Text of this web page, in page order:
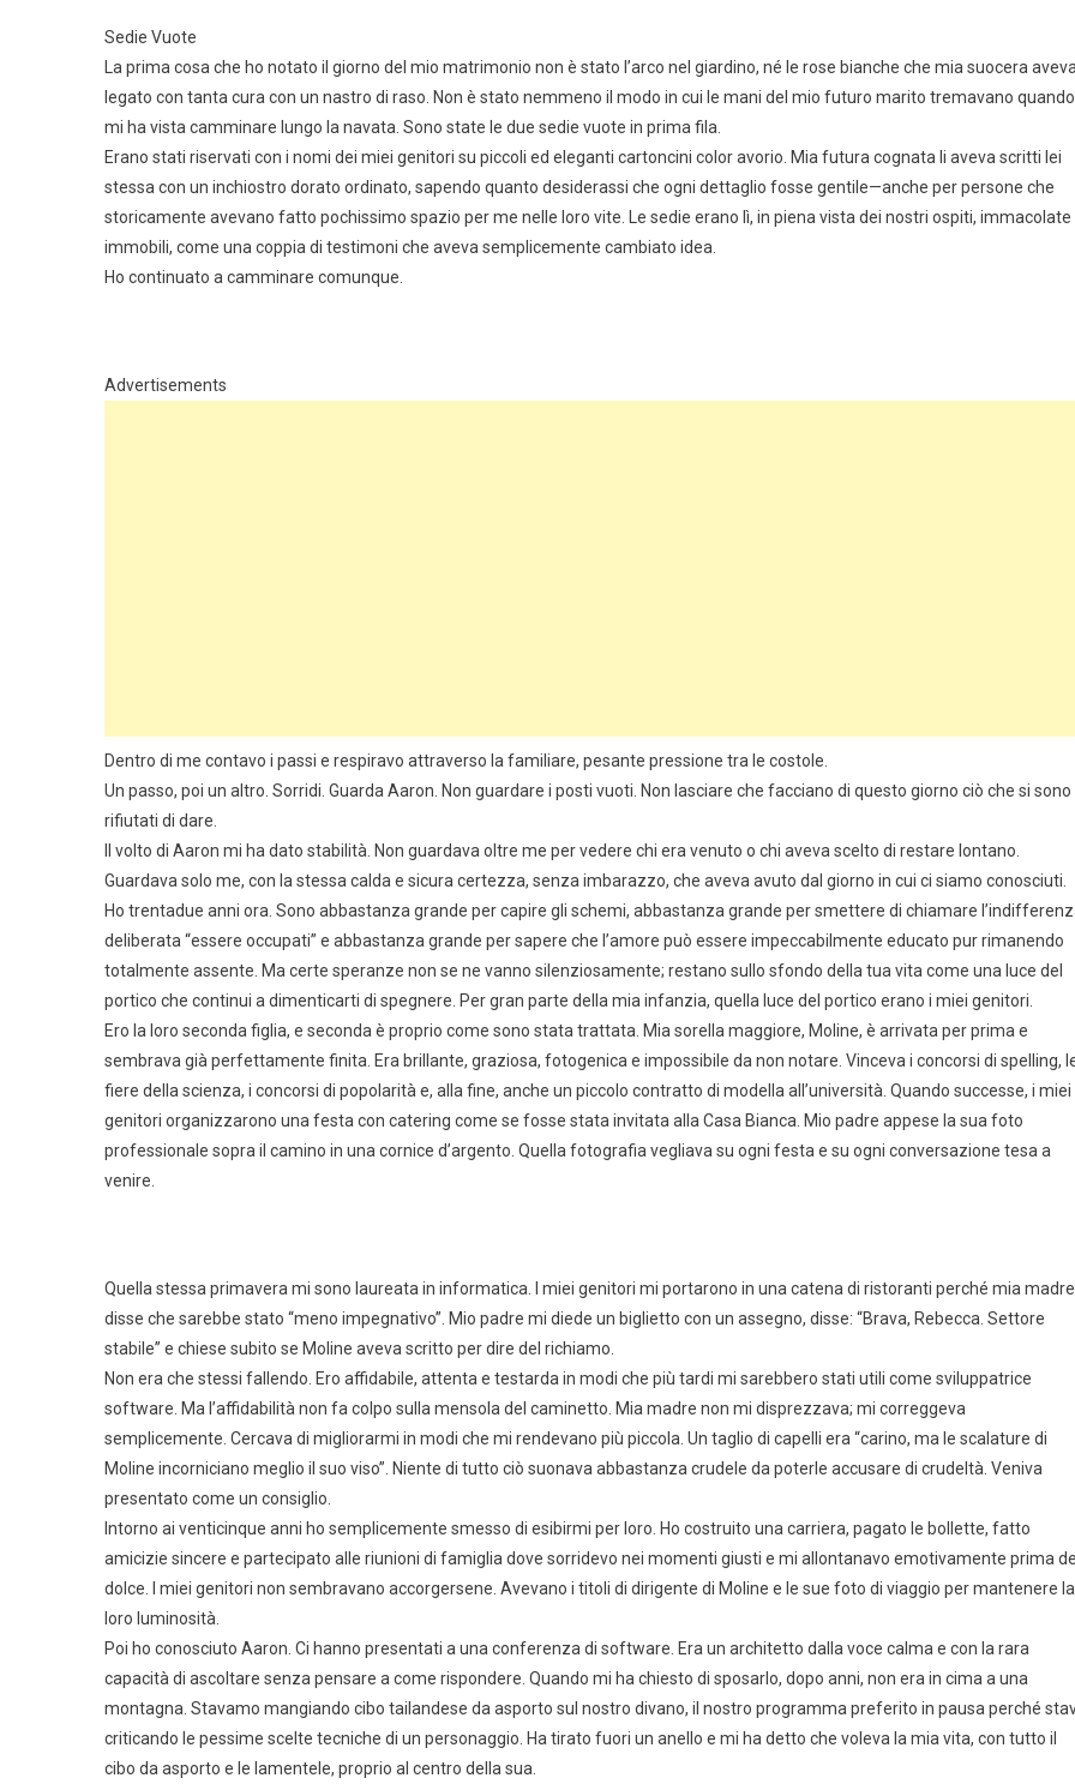
Sedie Vuote
La prima cosa che ho notato il giorno del mio matrimonio non è stato l’arco nel giardino, né le rose bianche che mia suocera
legato con tanta cura con un nastro di raso. Non è stato nemmeno il modo in cui le mani del mio futuro marito tremavano quando
mi ha vista camminare lungo la navata. Sono state le due sedie vuote in prima fila.
Erano stati riservati con i nomi dei miei genitori su piccoli ed eleganti cartoncini color avorio. Mia futura cognata li aveva scritti lei
stessa con un inchiostro dorato ordinato, sapendo quanto desiderassi che ogni dettaglio fosse gentile—anche per persone che
storicamente avevano fatto pochissimo spazio per me nelle loro vite. Le sedie erano lì, in piena vista dei nostri ospiti, immacolate
immobili, come una coppia di testimoni che aveva semplicemente cambiato idea.
Ho continuato a camminare comunque.
Advertisements
Dentro di me contavo i passi e respiravo attraverso la familiare, pesante pressione tra le costole.
Un passo, poi un altro. Sorridi. Guarda Aaron. Non guardare i posti vuoti. Non lasciare che facciano di questo giorno ciò che si sono
rifiutati di dare.
Il volto di Aaron mi ha dato stabilità. Non guardava oltre me per vedere chi era venuto o chi aveva scelto di restare lontano.
Guardava solo me, con la stessa calda e sicura certezza, senza imbarazzo, che aveva avuto dal giorno in cui ci siamo conosciuti.
Ho trentadue anni ora. Sono abbastanza grande per capire gli schemi, abbastanza grande per smettere di chiamare
deliberata “essere occupati” e abbastanza grande per sapere che l’amore può essere impeccabilmente educato pur rimanendo
totalmente assente. Ma certe speranze non se ne vanno silenziosamente; restano sullo sfondo della tua vita come una luce del
portico che continui a dimenticarti di spegnere. Per gran parte della mia infanzia, quella luce del portico erano i miei genitori.
Ero la loro seconda figlia, e seconda è proprio come sono stata trattata. Mia sorella maggiore, Moline, è arrivata per prima e
sembrava già perfettamente finita. Era brillante, graziosa, fotogenica e impossibile da non notare. Vinceva i concorsi di spelling,
fiere della scienza, i concorsi di popolarità e, alla fine, anche un piccolo contratto di modella all’università. Quando successe, i miei
genitori organizzarono una festa con catering come se fosse stata invitata alla Casa Bianca. Mio padre appese la sua foto
professionale sopra il camino in una cornice d’argento. Quella fotografia vegliava su ogni festa e su ogni conversazione tesa a
venire.
Quella stessa primavera mi sono laureata in informatica. I miei genitori mi portarono in una catena di ristoranti perché mia madre
disse che sarebbe stato “meno impegnativo”. Mio padre mi diede un biglietto con un assegno, disse: “Brava, Rebecca. Settore
stabile” e chiese subito se Moline aveva scritto per dire del richiamo.
Non era che stessi fallendo. Ero affidabile, attenta e testarda in modi che più tardi mi sarebbero stati utili come sviluppatrice
software. Ma l’affidabilità non fa colpo sulla mensola del caminetto. Mia madre non mi disprezzava; mi correggeva
semplicemente. Cercava di migliorarmi in modi che mi rendevano più piccola. Un taglio di capelli era “carino, ma le scalature di
Moline incorniciano meglio il suo viso”. Niente di tutto ciò suonava abbastanza crudele da poterle accusare di crudeltà. Veniva
presentato come un consiglio.
Intorno ai venticinque anni ho semplicemente smesso di esibirmi per loro. Ho costruito una carriera, pagato le bollette, fatto
amicizie sincere e partecipato alle riunioni di famiglia dove sorridevo nei momenti giusti e mi allontanavo emotivamente prima
dolce. I miei genitori non sembravano accorgersene. Avevano i titoli di dirigente di Moline e le sue foto di viaggio per mantenere la
loro luminosità.
Poi ho conosciuto Aaron. Ci hanno presentati a una conferenza di software. Era un architetto dalla voce calma e con la rara
capacità di ascoltare senza pensare a come rispondere. Quando mi ha chiesto di sposarlo, dopo anni, non era in cima a una
montagna. Stavamo mangiando cibo tailandese da asporto sul nostro divano, il nostro programma preferito in pausa perché
criticando le pessime scelte tecniche di un personaggio. Ha tirato fuori un anello e mi ha detto che voleva la mia vita, con tutto il
cibo da asporto e le lamentele, proprio al centro della sua.